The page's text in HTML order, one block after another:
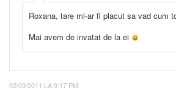
Roxana, tare mi-ar fi placut sa vad cum
Mai avem de invatat de la ei
02/03/2011 LA 9:17 PM